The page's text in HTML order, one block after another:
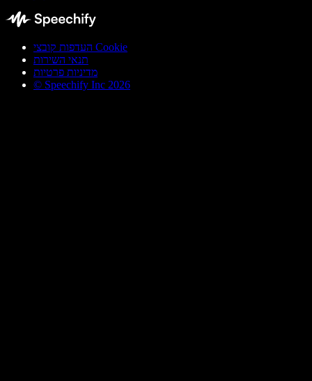
העדפות קובצי Cookie
תנאי השירות
מדיניות פרטיות
© Speechify Inc 2026